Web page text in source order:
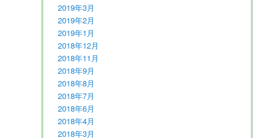
2019年3月
2019年2月
2019年1月
2018年12月
2018年11月
2018年9月
2018年8月
2018年7月
2018年6月
2018年4月
2018年3月